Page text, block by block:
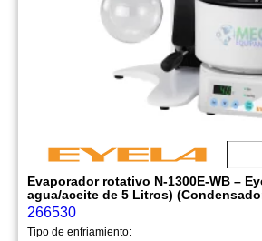
Evaporador rotativo N-1300E-WB –
agua/aceite de 5 Litros)
266530
Tipo de enfriamiento: